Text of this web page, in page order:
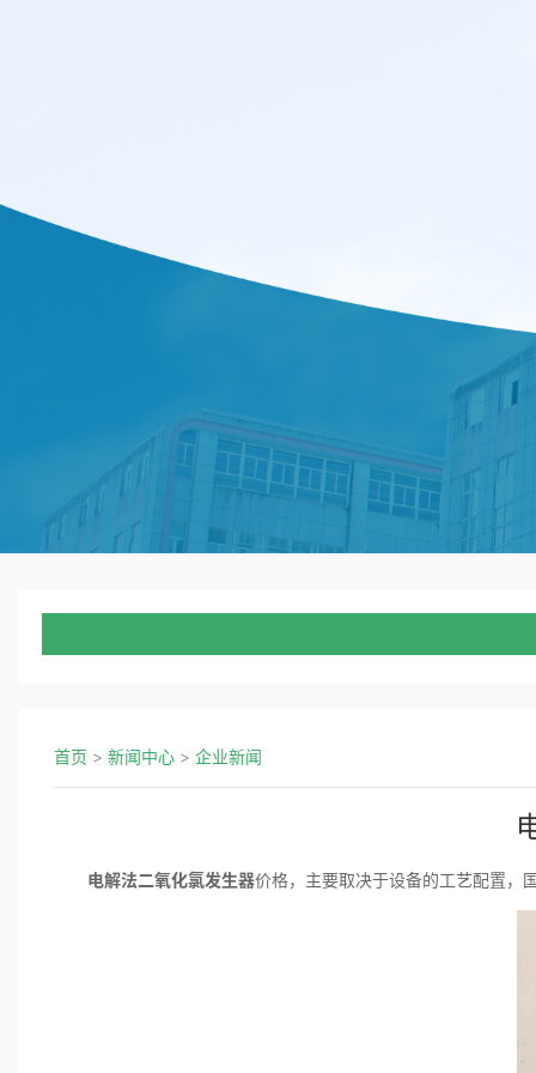
首页 > 新闻中心 > 企业新闻
电解法二氧化氯发生器价格，主要取决于设备的工艺配置，